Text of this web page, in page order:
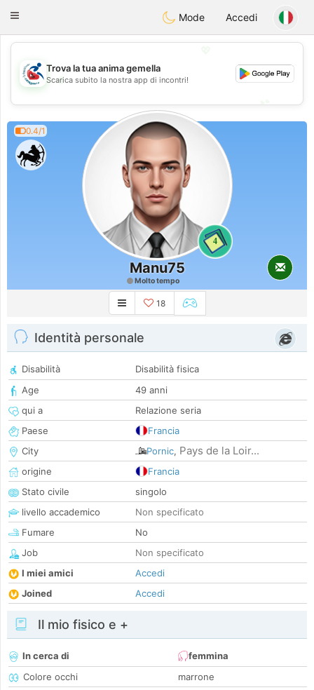
Handi Space
Toggle
Mode Accedi
💖
💕
Trova la tua anima gemella
Scarica subito la nostra app di incontri!
0.4/1
4
Manu75
Molto tempo
18
Identità personale
Disabilità
Disabilità fisica
Age
49 anni
qui a
Relazione seria
Paese
Francia
City
Pornic, Pays de la Loir...
origine
Francia
Stato civile
singolo
livello accademico
Non specificato
Fumare
No
Job
Non specificato
I miei amici
Accedi
Joined
Accedi
Il mio fisico e +
In cerca di
femmina
Colore occhi
marrone